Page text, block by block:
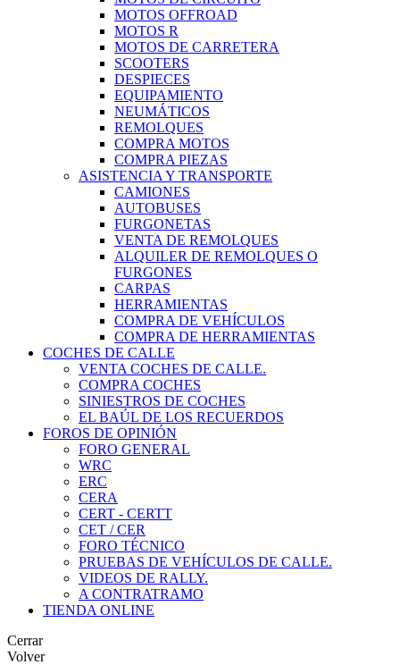
MOTOS OFFROAD
MOTOS R
MOTOS DE CARRETERA
SCOOTERS
DESPIECES
EQUIPAMIENTO
NEUMÁTICOS
REMOLQUES
COMPRA MOTOS
COMPRA PIEZAS
ASISTENCIA Y TRANSPORTE
CAMIONES
AUTOBUSES
FURGONETAS
VENTA DE REMOLQUES
ALQUILER DE REMOLQUES O
FURGONES
CARPAS
HERRAMIENTAS
COMPRA DE VEHÍCULOS
COMPRA DE HERRAMIENTAS
COCHES DE CALLE
VENTA COCHES DE CALLE.
COMPRA COCHES
SINIESTROS DE COCHES
EL BAÚL DE LOS RECUERDOS
FOROS DE OPINIÓN
FORO GENERAL
WRC
ERC
CERA
CERT - CERTT
CET / CER
FORO TÉCNICO
PRUEBAS DE VEHÍCULOS DE CALLE.
VIDEOS DE RALLY.
A CONTRATRAMO
TIENDA ONLINE
Cerrar
Volver